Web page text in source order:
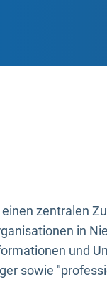
zentralen
in
und
sowie